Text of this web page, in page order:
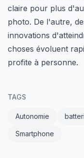
claire pour plus
photo. De l'autre,
innovations
choses évoluent
profite à personne.
TAGS
Autonomie
Smartphone